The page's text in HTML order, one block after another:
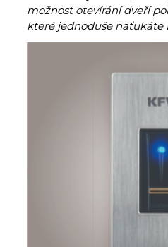
možnost otevírání dveří
které jednoduše naťukáte